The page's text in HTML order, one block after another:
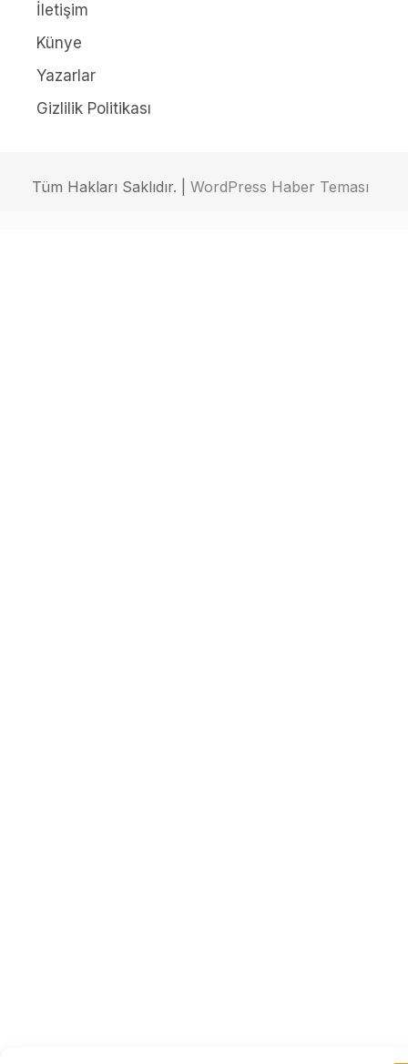
İletişim
Künye
Yazarlar
Gizlilik Politikası
Tüm Hakları Saklıdır. | WordPress Haber Teması